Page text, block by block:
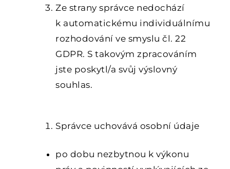
Ze strany správce nedochází
k automatickému individuálnímu
rozhodování ve smyslu čl. 22
GDPR. S takovým zpracováním
jste poskytl/a svůj výslovný
souhlas.
Správce uchovává osobní údaje
po dobu nezbytnou k výkonu